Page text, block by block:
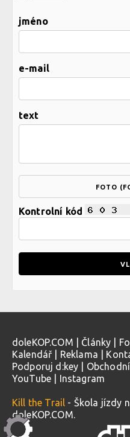
jméno
e-mail
text
FOTO
Kontrolní kód
doleKOP.COM Články
Kalendář
Reklama
Podporuj d:key
YouTube
Instagram
Kill the Trail - Škola jízdy
doleKOP.COM.